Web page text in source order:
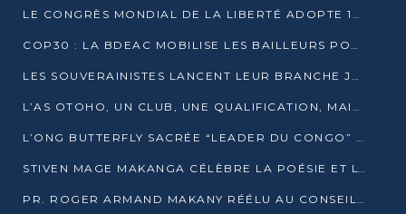
LE CONGRÈS MONDIAL DE LA LIBERTÉ ADOPTE 14 RÉSOLUTIONS HISTORIQUES
COP30 : LA BDEAC MOBILISE LES BAILLEURS POUR LE FONDS BLEU DU BASSIN DU CONGO
LES SOUVERAINISTES LANCENT LEUR BRANCHE JEUNE À BRAZZAVILLE
L’AS OTOHO, UN CLUB, UNE QUALIFICATION, MAIS ENCORE DES DOUTES
L’ONG BUTTERFLY SACRÉE “LEADER DU CONGO” AU PRIX D’EXCELLENCE 2025
STIVEN MAGE MAKANGA CÉLÈBRE LA POÉSIE ET L’HUMAIN AVEC SON RECUEIL “HECTARE”
PR. ROGER ARMAND MAKANY RÉÉLU AU CONSEIL DE L’AUF